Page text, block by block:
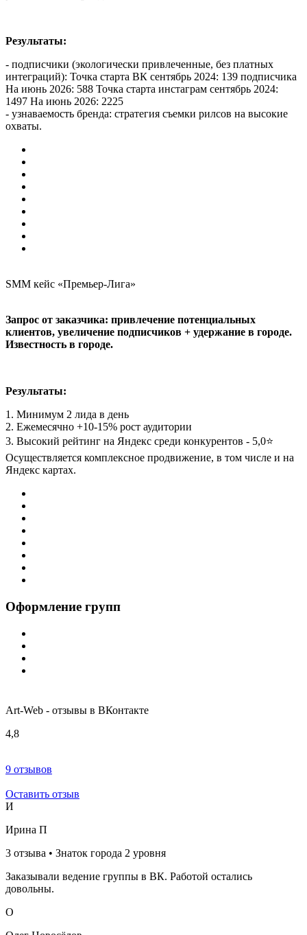
Результаты:
- подписчики (экологически привлеченные, без платных
интеграций): Точка старта ВК сентябрь 2024: 139 подписчика
На июнь 2026: 588 Точка старта инстаграм сентябрь 2024:
1497 На июнь 2026: 2225
- узнаваемость бренда: стратегия съемки рилсов на высокие
охваты.
SMM кейс «Премьер-Лига»
Запрос от заказчика: привлечение потенциальных
клиентов, увеличение подписчиков + удержание в городе.
Известность в городе.
Результаты:
1. Минимум 2 лида в день
2. Ежемесячно +10-15% рост аудитории
3. Высокий рейтинг на Яндекс среди конкурентов - 5,0⭐️
Осуществляется комплексное продвижение, в том числе и на
Яндекс картах.
Оформление групп
Art-Web - отзывы в ВКонтакте
4,8
9 отзывов
Оставить отзыв
И
Ирина П
3 отзыва • Знаток города 2 уровня
Заказывали ведение группы в ВК. Работой остались
довольны.
О